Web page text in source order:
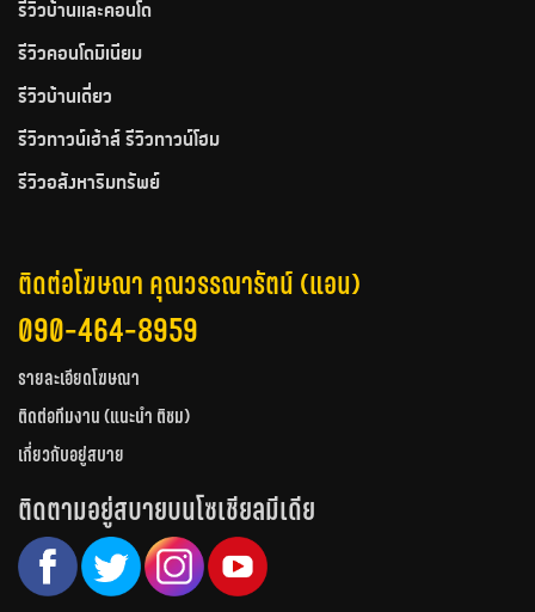
รีวิวบ้านและคอนโด
รีวิวคอนโดมิเนียม
รีวิวบ้านเดี่ยว
รีวิวทาวน์เฮ้าส์ รีวิวทาวน์โฮม
รีวิวอสังหาริมทรัพย์
ติดต่อโฆษณา คุณวรรณารัตน์ (แอน)
090-464-8959
รายละเอียดโฆษณา
ติดต่อทีมงาน (แนะนำ ติชม)
เกี่ยวกับอยู่สบาย
ติดตามอยู่สบายบนโซเชียลมีเดีย